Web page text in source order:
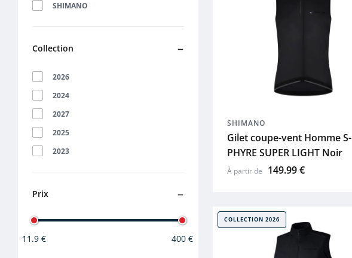
SHIMANO
Collection
2026
2024
2027
2025
2023
Prix
11.9 € 400 €
SHIMANO
Gilet coupe-vent Homme S-
PHYRE SUPER LIGHT Noir
À partir de 149.99 €
COLLECTION 2026